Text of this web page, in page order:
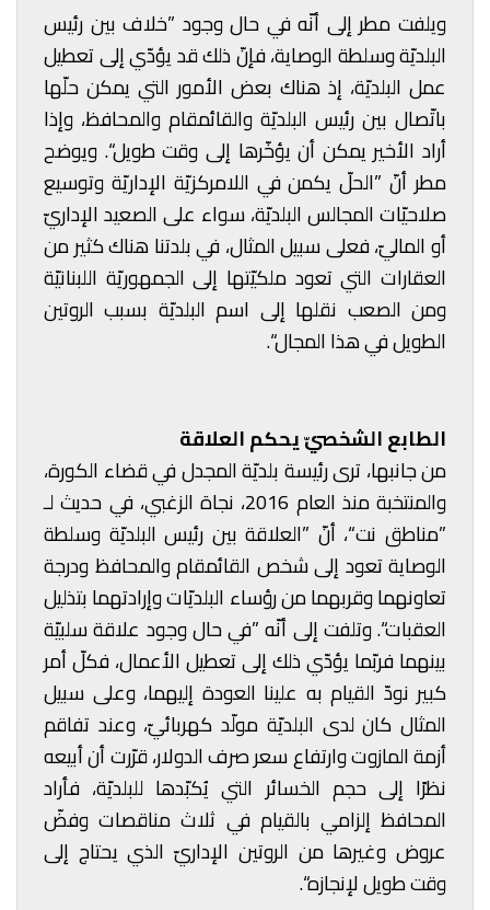
ويلفت مطر إلى أنّه في حال وجود ”خلاف بين رئيس
البلديّة وسلطة الوصاية، فإنّ ذلك قد يؤدّي إلى تعطيل
عمل البلديّة، إذ هناك بعض الأمور التي يمكن حلّها
باتّصال بين رئيس البلديّة والقائمقام والمحافظ، وإذا
أراد الأخير يمكن أن يؤخّرها إلى وقت طويل“. ويوضح
مطر أنّ ”الحلّ يكمن في اللامركزيّة الإداريّة وتوسيع
صلاحيّات المجالس البلديّة، سواء على الصعيد الإداريّ
أو الماليّ، فعلى سبيل المثال، في بلدتنا هناك كثير من
العقارات التي تعود ملكيّتها إلى الجمهوريّة اللبنانيّة
ومن الصعب نقلها إلى اسم البلديّة بسبب الروتين
الطويل في هذا المجال“.
الطابع الشخصيّ يحكم العلاقة
من جانبها، ترى رئيسة بلديّة المجدل في قضاء الكورة،
والمنتخبة منذ العام 2016، نجاة الزغبي، في حديث لـ
”مناطق نت“، أنّ ”العلاقة بين رئيس البلديّة وسلطة
الوصاية تعود إلى شخص القائمقام والمحافظ ودرجة
تعاونهما وقربهما من رؤساء البلديّات وإرادتهما بتذليل
العقبات“. وتلفت إلى أنّه ”في حال وجود علاقة سلبيّة
بينهما فربّما يؤدّي ذلك إلى تعطيل الأعمال، فكلّ أمر
كبير نودّ القيام به علينا العودة إليهما، وعلى سبيل
المثال كان لدى البلديّة مولّد كهربائيّ، وعند تفاقم
أزمة المازوت وارتفاع سعر صرف الدولار، قرّرت أن أبيعه
نظرًا إلى حجم الخسائر التي يُكبّدها للبلديّة، فأراد
المحافظ إلزامي بالقيام في ثلاث مناقصات وفضّ
عروض وغيرها من الروتين الإداريّ الذي يحتاج إلى
وقت طويل لإنجازه“.